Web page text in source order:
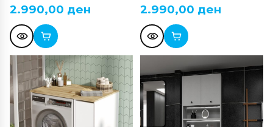
2.990,00 ден 2.990,00 ден